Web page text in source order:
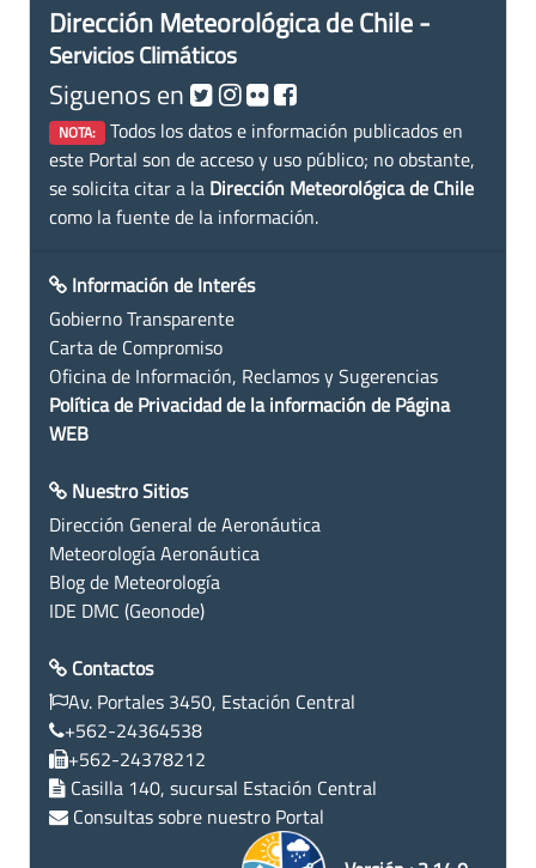
Dirección Meteorológica de Chile -
Servicios Climáticos
Siguenos en
NOTA: Todos los datos e información publicados en
este Portal son de acceso y uso público; no obstante,
se solicita citar a la Dirección Meteorológica de Chile
como la fuente de la información.
Información de Interés
Gobierno Transparente
Carta de Compromiso
Oficina de Información, Reclamos y Sugerencias
Política de Privacidad de la información de Página
WEB
Nuestro Sitios
Dirección General de Aeronáutica
Meteorología Aeronáutica
Blog de Meteorología
IDE DMC (Geonode)
Contactos
Av. Portales 3450, Estación Central
+562-24364538
+562-24378212
Casilla 140, sucursal Estación Central
Consultas sobre nuestro Portal